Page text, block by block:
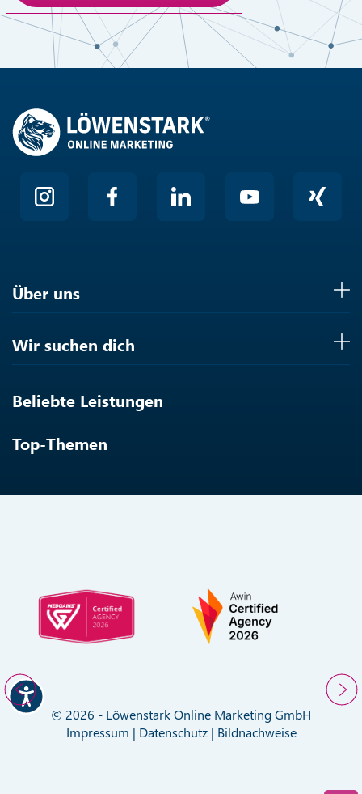
Anti-Roboter-Verifizierung
Hier klicken
Über uns
Wir suchen dich
Beliebte Leistungen
Top-Themen
© 2026 - Löwenstark Online Marketing GmbH
Impressum | Datenschutz| Bildnachweise